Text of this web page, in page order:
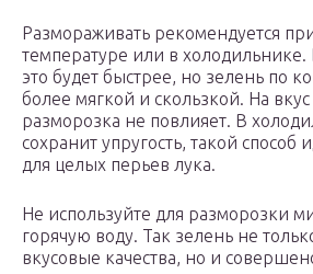
Размораживать рекомендуется
температуре или в холодильнике.
это будет быстрее, но зелень по
более мягкой и скользкой. На
разморозка не повлияет. В
сохранит упругость, такой способ
для целых перьев лука.
Не используйте для разморозки
горячую воду. Так зелень не
вкусовые качества, но и